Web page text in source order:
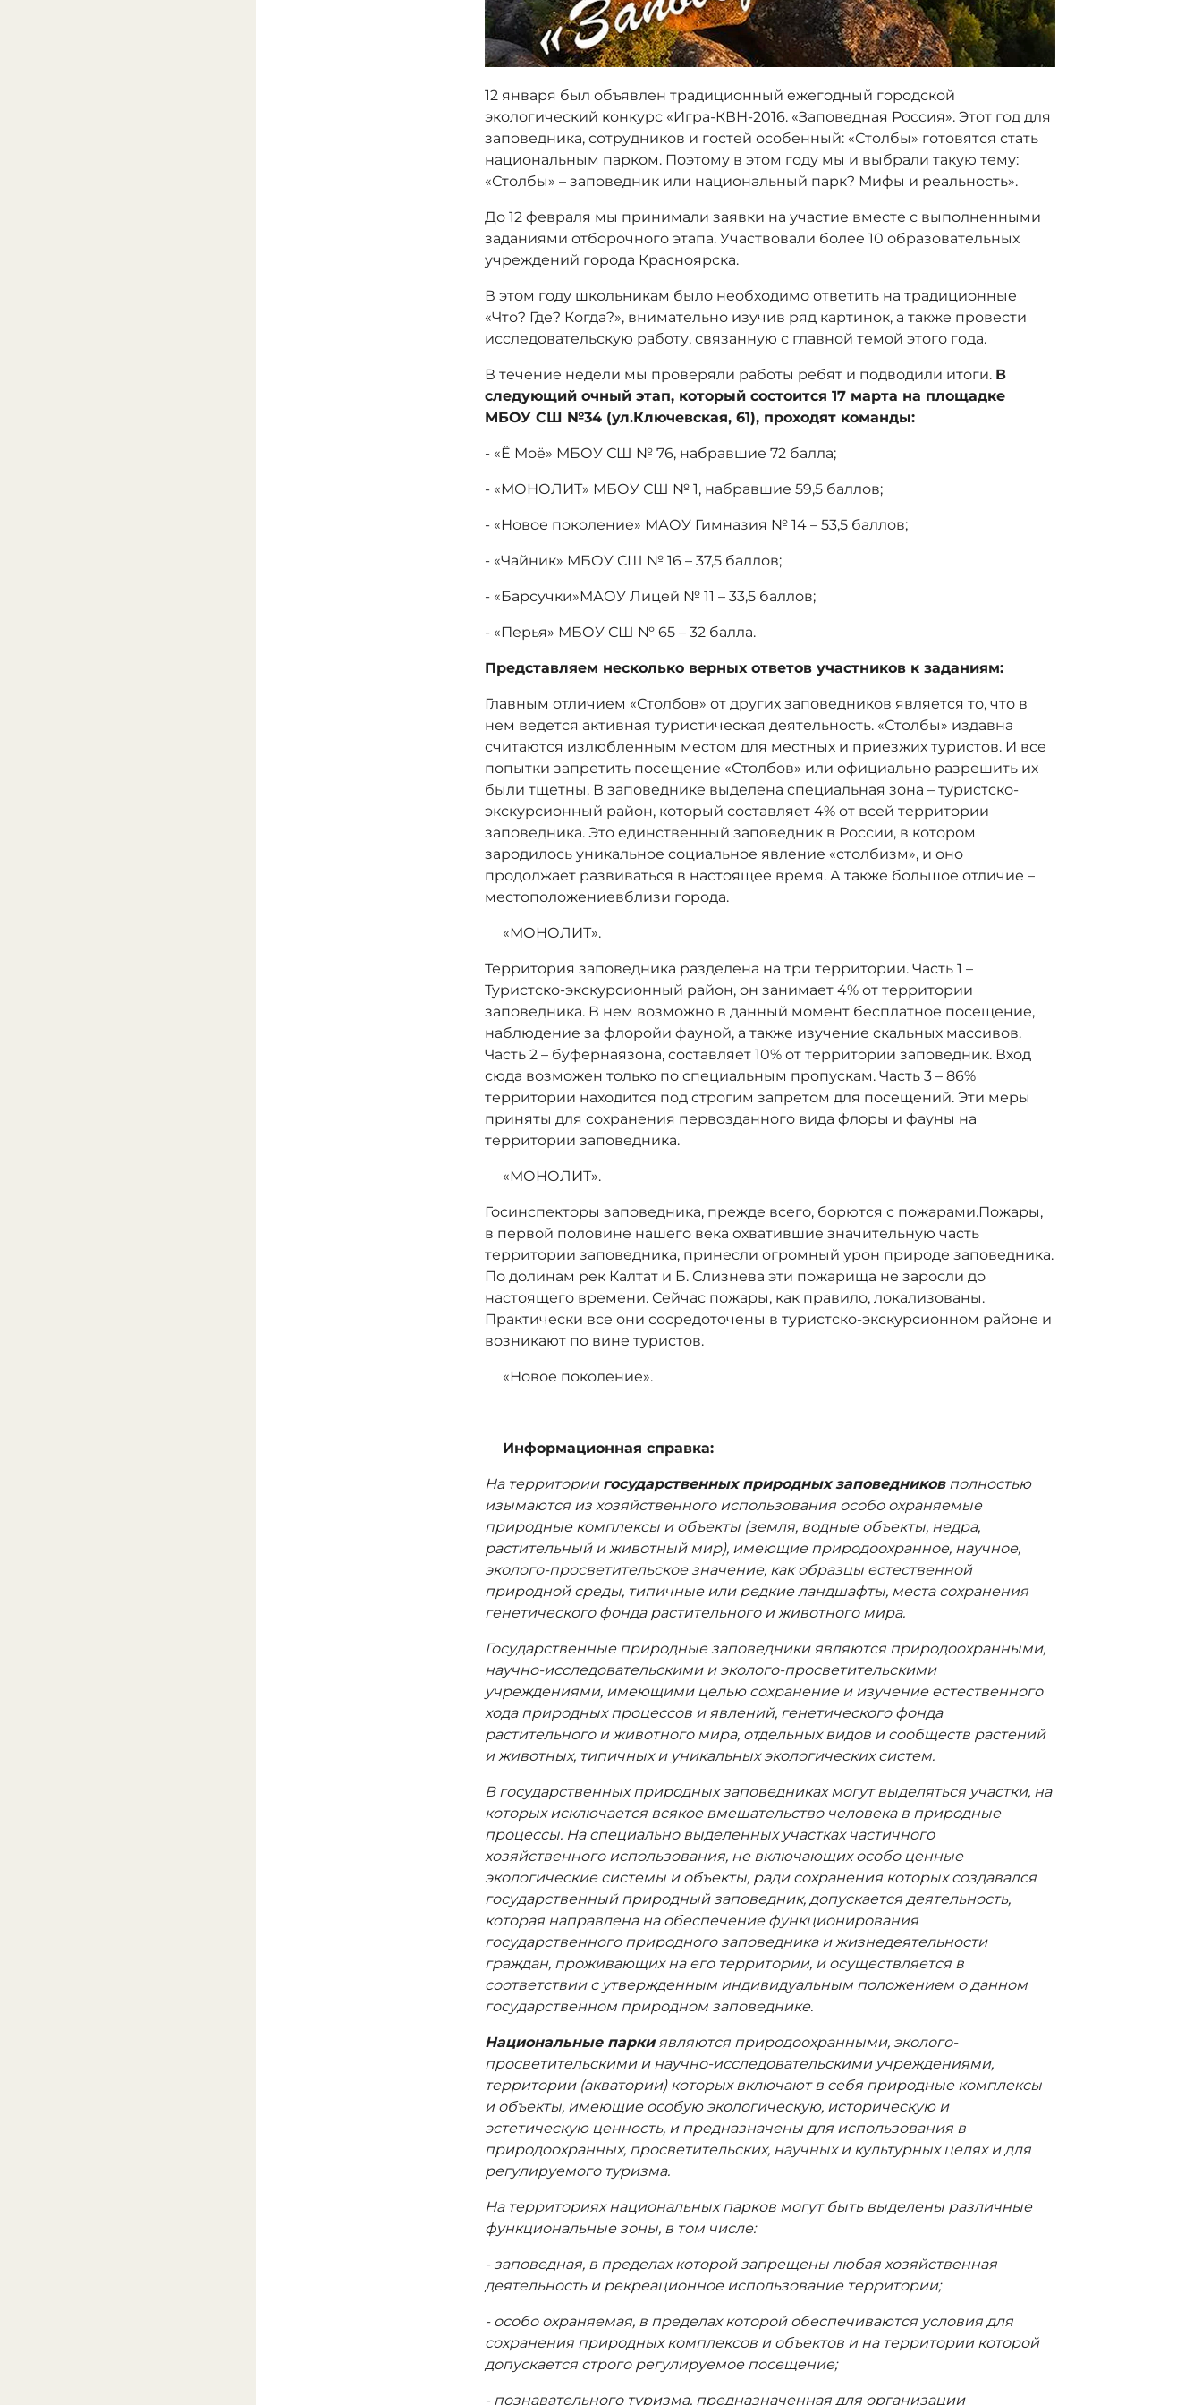
12 января был объявлен традиционный ежегодный городской
экологический конкурс «Игра-КВН-2016. «Заповедная Россия». Этот год для
заповедника, сотрудников и гостей особенный: «Столбы» готовятся стать
национальным парком. Поэтому в этом году мы и выбрали такую тему:
«Столбы» – заповедник или национальный парк? Мифы и реальность».
До 12 февраля мы принимали заявки на участие вместе с выполненными
заданиями отборочного этапа. Участвовали более 10 образовательных
учреждений города Красноярска.
В этом году школьникам было необходимо ответить на традиционные
«Что? Где? Когда?», внимательно изучив ряд картинок, а также провести
исследовательскую работу, связанную с главной темой этого года.
В течение недели мы проверяли работы ребят и подводили итоги. В
следующий очный этап, который состоится 17 марта на площадке
МБОУ СШ №34 (ул.Ключевская, 61), проходят команды:
- «Ё Моё» МБОУ СШ № 76, набравшие 72 балла;
- «МОНОЛИТ» МБОУ СШ № 1, набравшие 59,5 баллов;
- «Новое поколение» МАОУ Гимназия № 14 – 53,5 баллов;
- «Чайник» МБОУ СШ № 16 – 37,5 баллов;
- «Барсучки»МАОУ Лицей № 11 – 33,5 баллов;
- «Перья» МБОУ СШ № 65 – 32 балла.
Представляем несколько верных ответов участников к заданиям:
Главным отличием «Столбов» от других заповедников является то, что в
нем ведется активная туристическая деятельность. «Столбы» издавна
считаются излюбленным местом для местных и приезжих туристов. И все
попытки запретить посещение «Столбов» или официально разрешить их
были тщетны. В заповеднике выделена специальная зона – туристско-
экскурсионный район, который составляет 4% от всей территории
заповедника. Это единственный заповедник в России, в котором
зародилось уникальное социальное явление «столбизм», и оно
продолжает развиваться в настоящее время. А также большое отличие –
местоположениевблизи города.
«МОНОЛИТ».
Территория заповедника разделена на три территории. Часть 1 –
Туристско-экскурсионный район, он занимает 4% от территории
заповедника. В нем возможно в данный момент бесплатное посещение,
наблюдение за флоройи фауной, а также изучение скальных массивов.
Часть 2 – буфернаязона, составляет 10% от территории заповедник. Вход
сюда возможен только по специальным пропускам. Часть 3 – 86%
территории находится под строгим запретом для посещений. Эти меры
приняты для сохранения первозданного вида флоры и фауны на
территории заповедника.
«МОНОЛИТ».
Госинспекторы заповедника, прежде всего, борются с пожарами.Пожары,
в первой половине нашего века охватившие значительную часть
территории заповедника, принесли огромный урон природе заповедника.
По долинам рек Калтат и Б. Слизнева эти пожарища не заросли до
настоящего времени. Сейчас пожары, как правило, локализованы.
Практически все они сосредоточены в туристско-экскурсионном районе и
возникают по вине туристов.
«Новое поколение».
Информационная справка:
На территории государственных природных заповедниковполностью
изымаются из хозяйственного использования особо охраняемые
природные комплексы и объекты (земля, водные объекты, недра,
растительный и животный мир), имеющие природоохранное, научное,
эколого-просветительское значение, как образцы естественной
природной среды, типичные или редкие ландшафты, места сохранения
генетического фонда растительного и животного мира.
Государственные природные заповедники являются природоохранными,
научно-исследовательскими и эколого-просветительскими
учреждениями, имеющими целью сохранение и изучение естественного
хода природных процессов и явлений, генетического фонда
растительного и животного мира, отдельных видов и сообществ растений
и животных, типичных и уникальных экологических систем.
В государственных природных заповедниках могут выделяться участки, на
которых исключается всякое вмешательство человека в природные
процессы. На специально выделенных участках частичного
хозяйственного использования, не включающих особо ценные
экологические системы и объекты, ради сохранения которых создавался
государственный природный заповедник, допускается деятельность,
которая направлена на обеспечение функционирования
государственного природного заповедника и жизнедеятельности
граждан, проживающих на его территории, и осуществляется в
соответствии с утвержденным индивидуальным положением о данном
государственном природном заповеднике.
Национальные паркиявляются природоохранными, эколого-
просветительскими и научно-исследовательскими учреждениями,
территории (акватории) которых включают в себя природные комплексы
и объекты, имеющие особую экологическую, историческую и
эстетическую ценность, и предназначены для использования в
природоохранных, просветительских, научных и культурных целях и для
регулируемого туризма.
На территориях национальных парков могут быть выделены различные
функциональные зоны, в том числе:
- заповедная, в пределах которой запрещены любая хозяйственная
деятельность и рекреационное использование территории;
- особо охраняемая, в пределах которой обеспечиваются условия для
сохранения природных комплексов и объектов и на территории которой
допускается строго регулируемое посещение;
- познавательного туризма, предназначенная для организации